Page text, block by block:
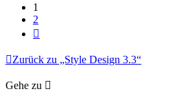
1
2
Zurück zu „Style Design 3.3“
Gehe zu